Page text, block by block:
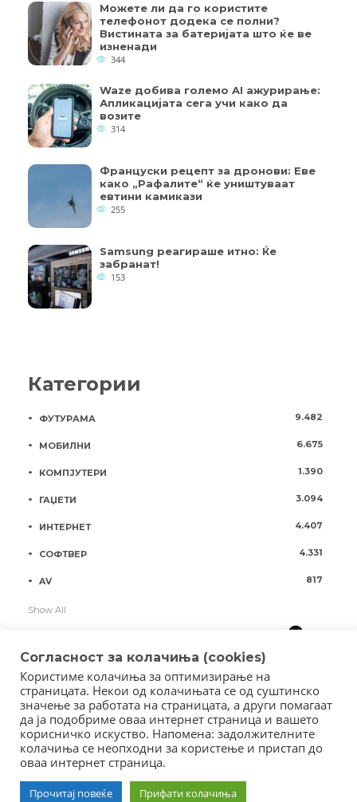
Можете ли да го користите
телефонот додека се полни?
Вистината за батеријата што ќе ве
изненади
344
Waze добива големо AI ажурирање:
Апликацијата сега учи како да
возите
314
Француски рецепт за дронови: Еве
како „Рафалите“ ќе уништуваат
евтини камикази
255
Samsung реагираше итно: Ќе
забранат!
153
Категории
ФУТУРАМА 9.482
МОБИЛНИ 6.675
КОМПЈУТЕРИ 1.390
ГАЏЕТИ 3.094
ИНТЕРНЕТ 4.407
СОФТВЕР 4.331
AV 817
Show All
Copyright © 2018 - Member of IAB Macedonia
Member of Clip Media Group / 2017
Согласност за колачиња (cookies)
Користиме колачиња за оптимизирање на
страницата. Некои од колачињата се од суштинско
значење за работата на страницата, а други помагаат
да ја подобриме оваа интернет страница и вашето
корисничко искуство. Напомена: задолжителните
колачиња се неопходни за користење и пристап до
оваа интернет страница.
Прочитај повеќе Прифати колачиња